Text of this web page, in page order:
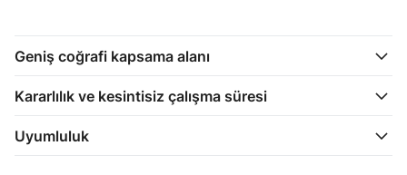
Geniş coğrafi kapsama alanı
Kararlılık ve kesintisiz çalışma süresi
Uyumluluk